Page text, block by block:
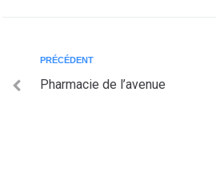
PRÉCÉDENT
Pharmacie de l’avenue